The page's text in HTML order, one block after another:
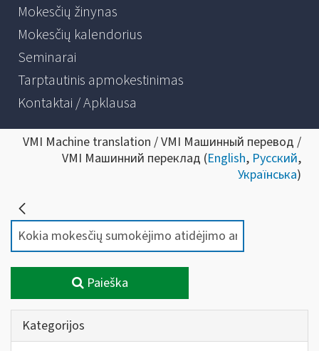
Mokesčių žinynas
Mokesčių kalendorius
Seminarai
Tarptautinis apmokestinimas
Kontaktai / Apklausa
VMI Machine translation / VMI Машинный перевод /
VMI Машинний переклад (English, Русский,
Українська)
Paieška
Kategorijos